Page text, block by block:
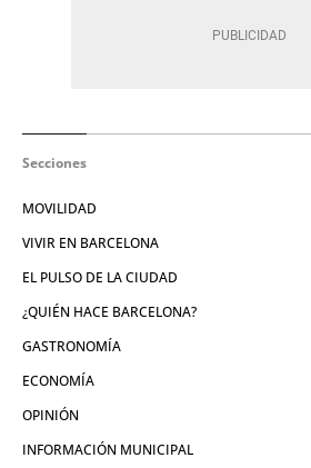
Secciones
MOVILIDAD
VIVIR EN BARCELONA
EL PULSO DE LA CIUDAD
¿QUIÉN HACE BARCELONA?
GASTRONOMÍA
ECONOMÍA
OPINIÓN
INFORMACIÓN MUNICIPAL